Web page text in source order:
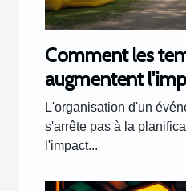
Comment les
augmentent
d'événements
L'organisation d'un
s'arrête pas à la
l'impact...